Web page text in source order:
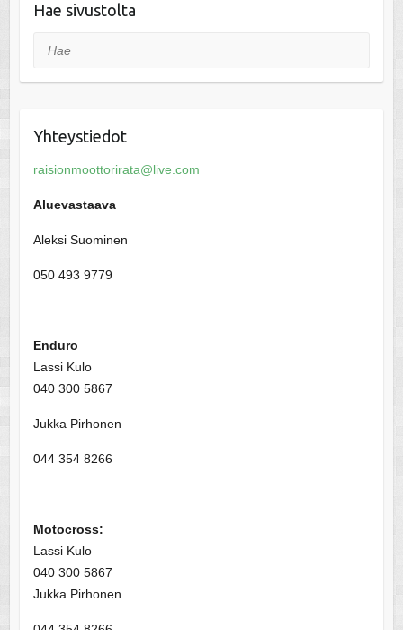
Hae sivustolta
Hae
Yhteystiedot
raisionmoottorirata@live.com
Aluevastaava
Aleksi Suominen
050 493 9779
Enduro
Lassi Kulo
040 300 5867
Jukka Pirhonen
044 354 8266
Motocross:
Lassi Kulo
040 300 5867
Jukka Pirhonen